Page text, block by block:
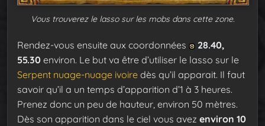
Vous trouverez le lasso sur les mobs dans cette zone.
Rendez-vous ensuite aux coordonnées
28.40,
55.30 environ. Le but va être d’utiliser le lasso sur le
Serpent nuage-nuage ivoire dès qu’il apparait. Il faut
savoir qu’il a un temps d’apparition d’1 à 3 heures.
Prenez donc un peu de hauteur, environ 50 mètres.
Dès son apparition dans le ciel vous avez environ 10